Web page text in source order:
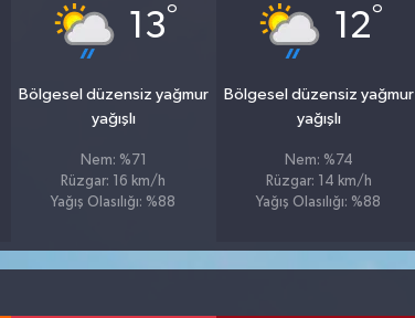
13°
Bölgesel düzensiz yağmur
yağışlı
Nem: %71
Rüzgar: 16 km/h
Yağış Olasılığı: %88
12°
Bölgesel düzensiz yağmur
yağışlı
Nem: %74
Rüzgar: 14 km/h
Yağış Olasılığı: %88